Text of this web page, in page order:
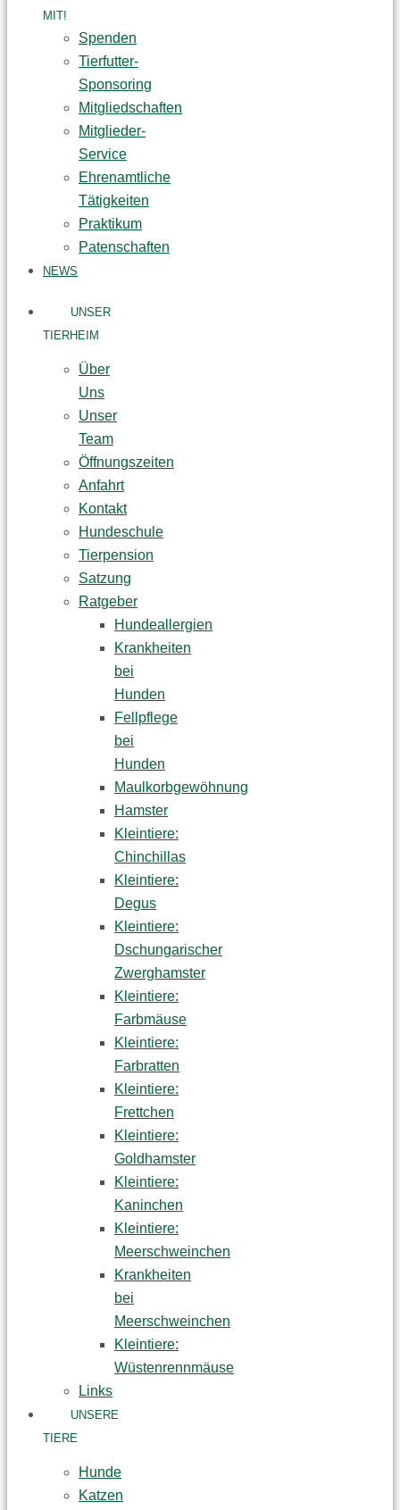
MIT!
Spenden
Tierfutter-
Sponsoring
Mitgliedschaften
Mitglieder-
Service
Ehrenamtliche
Tätigkeiten
Praktikum
Patenschaften
NEWS
UNSER
TIERHEIM
Über
Uns
Unser
Team
Öffnungszeiten
Anfahrt
Kontakt
Hundeschule
Tierpension
Satzung
Ratgeber
Hundeallergien
Krankheiten
bei
Hunden
Fellpflege
bei
Hunden
Maulkorbgewöhnung
Hamster
Kleintiere:
Chinchillas
Kleintiere:
Degus
Kleintiere:
Dschungarischer
Zwerghamster
Kleintiere:
Farbmäuse
Kleintiere:
Farbratten
Kleintiere:
Frettchen
Kleintiere:
Goldhamster
Kleintiere:
Kaninchen
Kleintiere:
Meerschweinchen
Krankheiten
bei
Meerschweinchen
Kleintiere:
Wüstenrennmäuse
Links
UNSERE
TIERE
Hunde
Katzen